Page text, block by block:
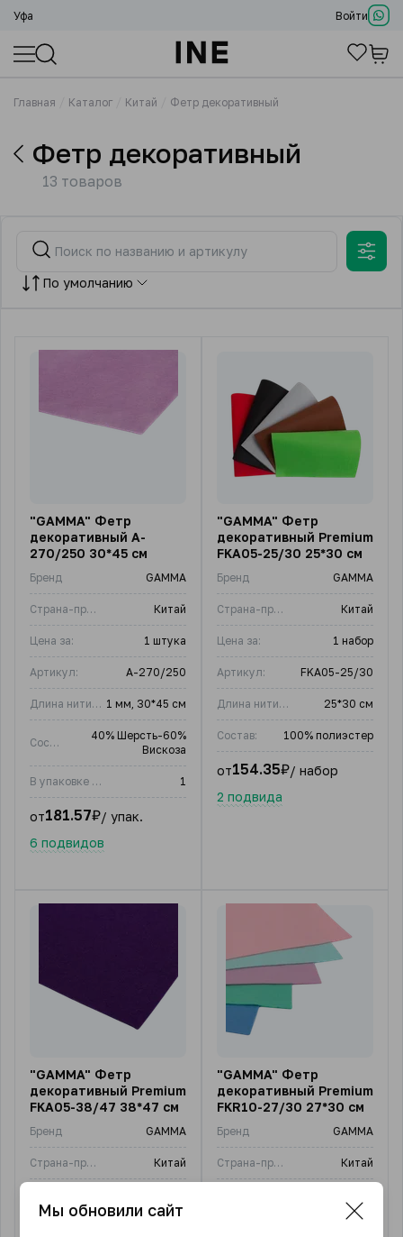
Уфа Войти
Главная Каталог Китай Фетр декоративный
Фетр декоративный
13 товаров
По умолчанию
"GAMMA" Фетр
декоративный A-
270/250 30*45 см
Бренд GAMMA
Страна-производитель Китай
Цена за: 1 штука
Артикул: A-270/250
Длина нити, м: 1 мм, 30*45 см
Состав:
40% Шерсть-60%
Вискоза
В упаковке (шт) 1
от181.57₽/ упак.
6 подвидов
"GAMMA" Фетр
декоративный Premium
FKA05-25/30 25*30 см
Бренд GAMMA
Страна-производитель Китай
Цена за: 1 набор
Артикул: FKA05-25/30
Длина нити, м: 25*30 см
Состав: 100% полиэстер
от154.35₽/ набор
2 подвида
"GAMMA" Фетр
декоративный Premium
FKA05-38/47 38*47 см
Бренд GAMMA
Страна-производитель Китай
"GAMMA" Фетр
декоративный Premium
FKR10-27/30 27*30 см
Бренд GAMMA
Страна-производитель Китай
Мы обновили сайт